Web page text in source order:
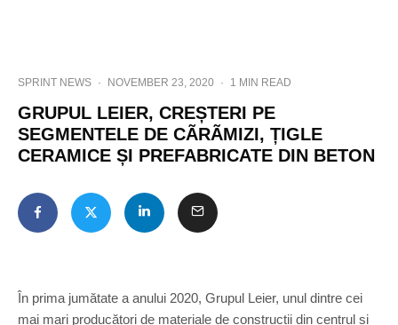
SPRINT NEWS · NOVEMBER 23, 2020 · 1 MIN READ
GRUPUL LEIER, CREȘTERI PE
SEGMENTELE DE CÃRÃMIZI, ȚIGLE
CERAMICE ȘI PREFABRICATE DIN BETON
În prima jumătate a anului 2020, Grupul Leier, unul dintre cei
mai mari producători de materiale de construcții din centrul și